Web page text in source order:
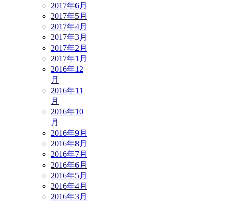
2017年6月
2017年5月
2017年4月
2017年3月
2017年2月
2017年1月
2016年12
月
2016年11
月
2016年10
月
2016年9月
2016年8月
2016年7月
2016年6月
2016年5月
2016年4月
2016年3月